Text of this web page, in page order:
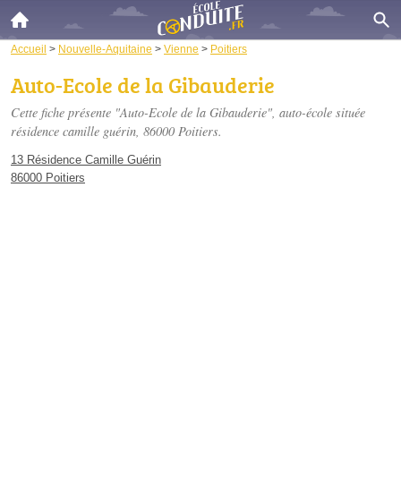
Accueil > Nouvelle-Aquitaine > Vienne > Poitiers
Auto-Ecole de la Gibauderie
Cette fiche présente "Auto-Ecole de la Gibauderie", auto-école située
résidence camille guérin, 86000 Poitiers.
13 Résidence Camille Guérin
86000 Poitiers